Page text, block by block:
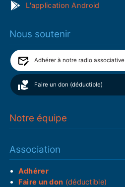
L'application Android
Nous soutenir
Adhérer à notre radio associative
Faire un don (déductible)
Notre équipe
Association
Adhérer
Faire un don (déductible)